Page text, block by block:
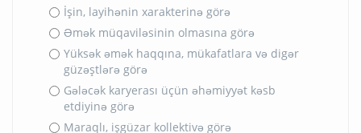
İşin, layihənin xarakterinə görə
Əmək müqaviləsinin olmasına görə
Yüksək əmək haqqına, mükafatlara və digər
güzəştlərə görə
Gələcək karyerası üçün əhəmiyyət kəsb
etdiyinə görə
Maraqlı, işgüzar kollektivə görə